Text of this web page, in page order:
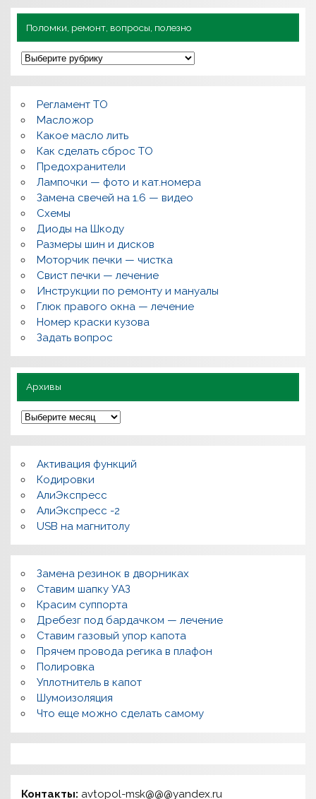
Поломки, ремонт, вопросы, полезно
П
о
л
о
к
и
,
р
е
м
о
н
т
,
в
о
р
о
ы
,
о
л
з
н
Регламент ТО
Масложор
Какое масло лить
Как сделать сброс ТО
Предохранители
Лампочки — фото и кат.номера
Замена свечей на 1.6 — видео
Схемы
Диоды на Шкоду
Размеры шин и дисков
Моторчик печки — чистка
Свист печки — лечение
Инструкции по ремонту и мануалы
Глюк правого окна — лечение
Номер краски кузова
Задать вопрос
Архивы
А
р
х
и
ы
Активация функций
Кодировки
АлиЭкспресс
АлиЭкспресс -2
USB на магнитолу
Замена резинок в дворниках
Ставим шапку УАЗ
Красим суппорта
Дребезг под бардачком — лечение
Ставим газовый упор капота
Прячем провода регика в плафон
Полировка
Уплотнитель в капот
Шумоизоляция
Что еще можно сделать самому
Контакты: avtopol-msk@@@yandex.ru